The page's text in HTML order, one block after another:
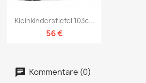
Kleinkinderstiefel 103c...
56 €
Kommentare (0)